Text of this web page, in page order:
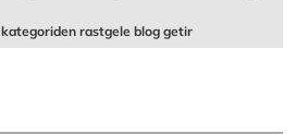
kategoriden rastgele blog getir